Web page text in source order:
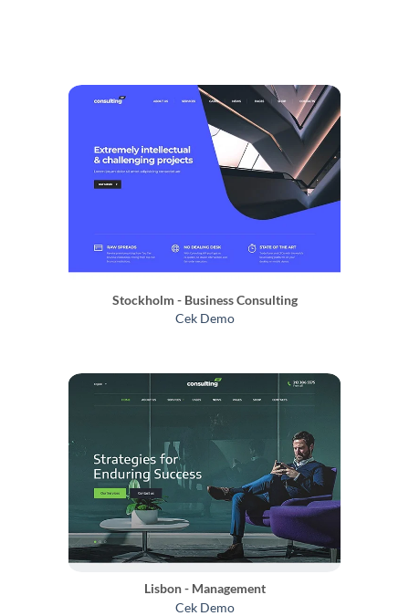
Stockholm - Business Consulting
Cek Demo
Lisbon - Management
Cek Demo